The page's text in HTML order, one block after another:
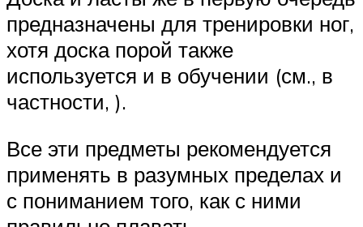
предназначены для тренировки ног,
хотя доска порой также
используется и в обучении (см., в
частности, ).
Все эти предметы рекомендуется
применять в разумных пределах и
с пониманием того, как с ними